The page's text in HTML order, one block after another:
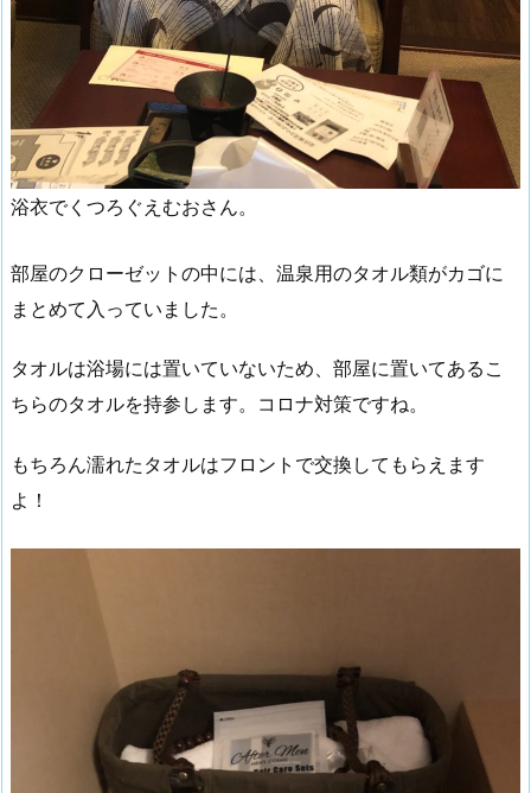
浴衣でくつろぐえむおさん。
部屋のクローゼットの中には、温泉用のタオル類がカゴに
まとめて入っていました。
タオルは浴場には置いていないため、部屋に置いてあるこ
ちらのタオルを持参します。コロナ対策ですね。
もちろん濡れたタオルはフロントで交換してもらえます
よ！